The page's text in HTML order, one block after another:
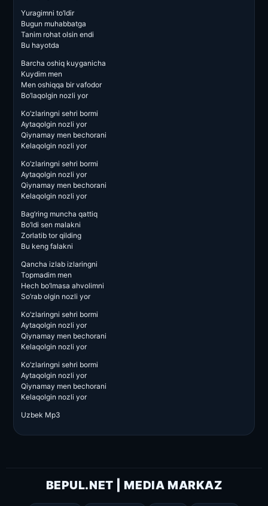
Yuragimni to’ldir
Bugun muhabbatga
Tanim rohat olsin endi
Bu hayotda
Barcha oshiq kuyganicha
Kuydim men
Men oshiqqa bir vafodor
Bo’laqolgin nozli yor
Ko’zlaringni sehri bormi
Aytaqolgin nozli yor
Qiynamay men bechorani
Kelaqolgin nozli yor
Ko’zlaringni sehri bormi
Aytaqolgin nozli yor
Qiynamay men bechorani
Kelaqolgin nozli yor
Bag’ring muncha qattiq
Bo’ldi sen malakni
Zorlatib tor qilding
Bu keng falakni
Qancha izlab izlaringni
Topmadim men
Hech bo’lmasa ahvolimni
So’rab olgin nozli yor
Ko’zlaringni sehri bormi
Aytaqolgin nozli yor
Qiynamay men bechorani
Kelaqolgin nozli yor
Ko’zlaringni sehri bormi
Aytaqolgin nozli yor
Qiynamay men bechorani
Kelaqolgin nozli yor
Uzbek Mp3
BEPUL.NET | MEDIA MARKAZ